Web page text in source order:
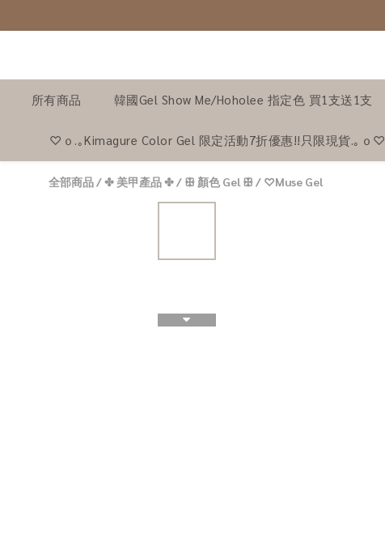
所有商品 韓國Gel Show Me/Hoholee 指定色 買1支送1支
♡ｏ.｡Kimagure Color Gel 限定活動7折優惠!!只限現貨.｡ｏ♡
全部商品/✤ 美甲產品 ✤/ ꕥ 顏色 Gel ꕥ/ ♡Muse Gel